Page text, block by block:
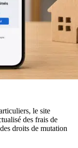
le site
des frais de
droits de mutation